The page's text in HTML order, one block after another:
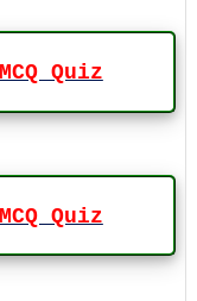
MCQ Quiz
MCQ Quiz